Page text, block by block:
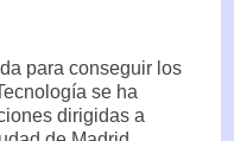
para conseguir los
se ha
dirigidas a